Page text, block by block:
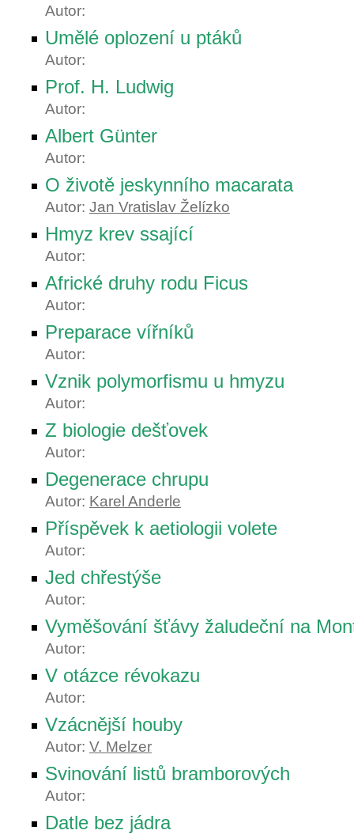
Autor:
Umělé oplození u ptáků
Autor:
Prof. H. Ludwig
Autor:
Albert Günter
Autor:
O životě jeskynního macarata
Autor: Jan Vratislav Želízko
Hmyz krev ssající
Autor:
Africké druhy rodu Ficus
Autor:
Preparace vířníků
Autor:
Vznik polymorfismu u hmyzu
Autor:
Z biologie dešťovek
Autor:
Degenerace chrupu
Autor: Karel Anderle
Příspěvek k aetiologii volete
Autor:
Jed chřestýše
Autor:
Vyměšování šťávy žaludeční na
Autor:
V otázce révokazu
Autor:
Vzácnější houby
Autor: V. Melzer
Svinování listů bramborových
Autor:
Datle bez jádra